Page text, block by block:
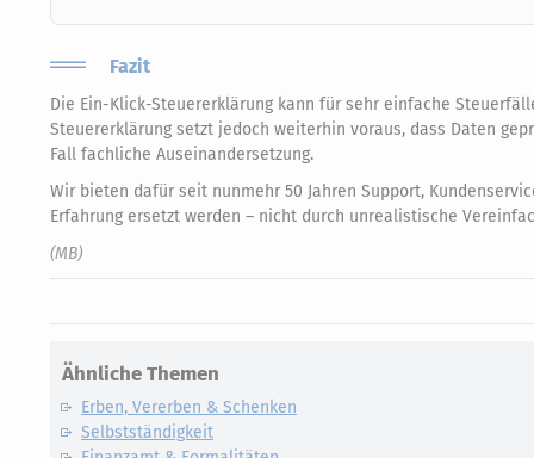
Fazit
Die Ein-Klick-Steuererklärung kann für sehr einfache
Steuererklärung setzt jedoch weiterhin voraus, dass Daten
Fall fachliche Auseinandersetzung.
Wir bieten dafür seit nunmehr 50 Jahren Support,
Erfahrung ersetzt werden – nicht durch unrealistische
(MB)
Ähnliche Themen
Erben, Vererben & Schenken
Selbstständigkeit